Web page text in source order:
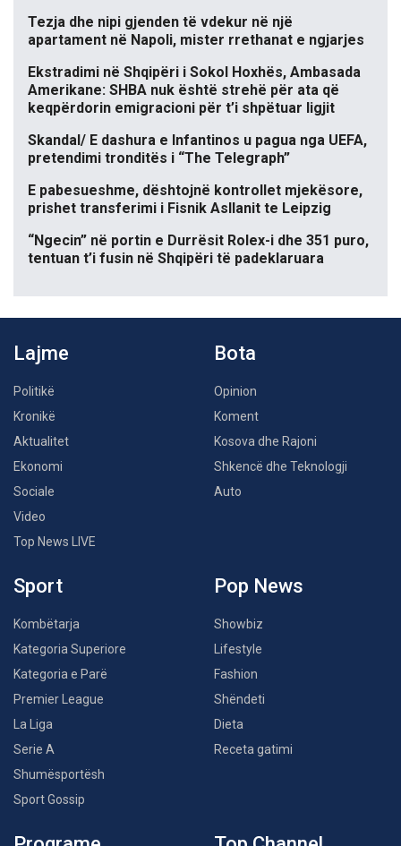
Tezja dhe nipi gjenden të vdekur në një
apartament në Napoli, mister rrethanat e ngjarjes
Ekstradimi në Shqipëri i Sokol Hoxhës, Ambasada
Amerikane: SHBA nuk është strehë për ata që
keqpërdorin emigracioni për t’i shpëtuar ligjit
Skandal/ E dashura e Infantinos u pagua nga UEFA,
pretendimi tronditës i “The Telegraph”
E pabesueshme, dështojnë kontrollet mjekësore,
prishet transferimi i Fisnik Asllanit te Leipzig
“Ngecin” në portin e Durrësit Rolex-i dhe 351 puro,
tentuan t’i fusin në Shqipëri të padeklaruara
Lajme
Politikë
Kronikë
Aktualitet
Ekonomi
Sociale
Video
Top News LIVE
Bota
Opinion
Koment
Kosova dhe Rajoni
Shkencë dhe Teknologji
Auto
Sport
Kombëtarja
Kategoria Superiore
Kategoria e Parë
Premier League
La Liga
Serie A
Shumësportësh
Sport Gossip
Pop News
Showbiz
Lifestyle
Fashion
Shëndeti
Dieta
Receta gatimi